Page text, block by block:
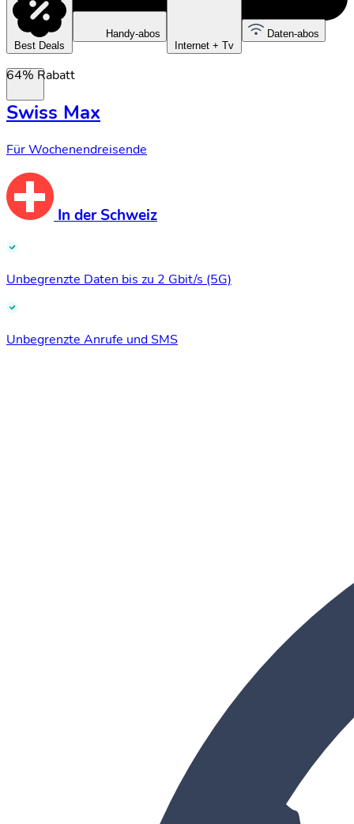
Login
Best Deals
Handy-abos
Internet + Tv
Daten-abos
64% Rabatt
Swiss Max
Für Wochenendreisende
In der Schweiz
Unbegrenzte Daten bis zu 2 Gbit/s (5G)
Unbegrenzte Anrufe und SMS